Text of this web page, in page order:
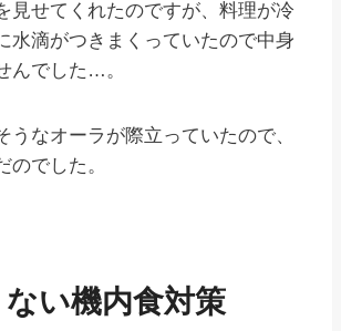
見せてくれたのですが、料理が冷
水滴がつきまくっていたので中身
んでした…。
うなオーラが際立っていたので、
のでした。
い機内食対策